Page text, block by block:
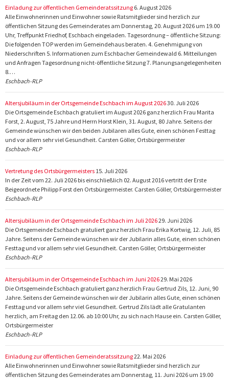
Einladung zur öffentlichen Gemeinderatssitzung 6. August 2026
Alle Einwohnerinnen und Einwohner sowie Ratsmitglieder sind herzlich zur
öffentlichen Sitzung des Gemeinderates am Donnerstag, 20. August 2026 um 19.00
Uhr, Treffpunkt Friedhof, Eschbach eingeladen. Tagesordnung – öffentliche Sitzung:
Die folgenden TOP werden im Gemeindehaus beraten. 4. Genehmigung von
Niederschriften 5. Informationen zum Eschbacher Gemeindewald 6. Mitteilungen
und Anfragen Tagesordnung nicht-öffentliche Sitzung 7. Planungsangelegenheiten
8.…
Eschbach-RLP
Altersjubiläum in der Ortsgemeinde Eschbach im August 202630. Juli 2026
Die Ortsgemeinde Eschbach gratuliert im August 2026 ganz herzlich Frau Marita
Forst, 2. August, 75 Jahre und Herrn Horst Klein, 31. August, 80 Jahre. Seitens der
Gemeinde wünschen wir den beiden Jubilaren alles Gute, einen schönen Festtag
und vor allem sehr viel Gesundheit. Carsten Göller, Ortsbürgermeister
Eschbach-RLP
Vertretung des Ortsbürgermeisters 15. Juli 2026
In der Zeit vom 22. Juli 2026 bis einschließlich 02. August 2016 vertritt der Erste
Beigeordnete Philipp Forst den Ortsbürgermeister. Carsten Göller, Ortsbürgermeister
Eschbach-RLP
Altersjubiläum in der Ortsgemeinde Eschbach im Juli 202629. Juni 2026
Die Ortsgemeinde Eschbach gratuliert ganz herzlich Frau Erika Kortwig, 12. Juli, 85
Jahre. Seitens der Gemeinde wünschen wir der Jubilarin alles Gute, einen schönen
Festtag und vor allem sehr viel Gesundheit. Carsten Göller, Ortsbürgermeister
Eschbach-RLP
Altersjubiläum in der Ortsgemeinde Eschbach im Juni 202629. Mai 2026
Die Ortsgemeinde Eschbach gratuliert ganz herzlich Frau Gertrud Zils, 12. Juni, 90
Jahre. Seitens der Gemeinde wünschen wir der Jubilarin alles Gute, einen schönen
Festtag und vor allem sehr viel Gesundheit. Gertrud Zils lädt alle Gratulanten
herzlich, am Freitag den 12.06. ab 10:00 Uhr, zu sich nach Hause ein. Carsten Göller,
Ortsbürgermeister
Eschbach-RLP
Einladung zur öffentlichen Gemeinderatssitzung22. Mai 2026
Alle Einwohnerinnen und Einwohner sowie Ratsmitglieder sind herzlich zur
öffentlichen Sitzung des Gemeinderates am Donnerstag, 11. Juni 2026 um 19.00